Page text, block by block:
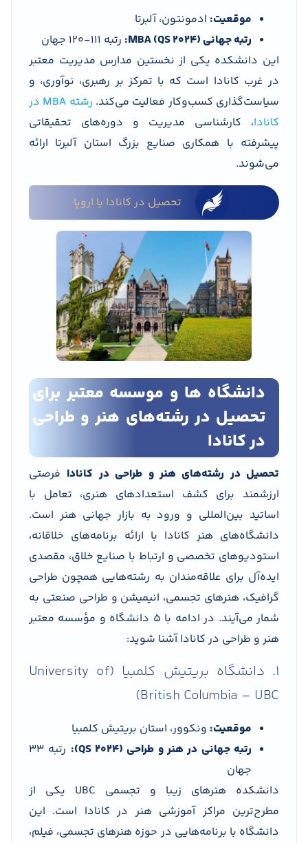
موقعیت: ادمونتون، آلبرتا
رتبه جهانی MBA (QS 2024):
رتبه 111-120 جهان
این دانشکده یکی از نخستین مدارس مدیریت معتبر
در غرب کانادا است که با تمرکز بر رهبری، نوآوری، و
سیاست‌گذاری کسب‌وکار فعالیت می‌کند.
رشته MBA در
کانادا، کارشناسی مدیریت و دوره‌های تحقیقاتی
پیشرفته با همکاری صنایع بزرگ استان آلبرتا ارائه
می‌شوند.
تحصیل در کانادا یا اروپا
دانشگاه ها و موسسه معتبر برای
تحصیل در رشته‌های هنر و طراحی
در کانادا
تحصیل در رشته‌های هنر و طراحی در کانادا فرصتی
ارزشمند برای کشف استعدادهای هنری، تعامل با
اساتید بین‌المللی و ورود به بازار جهانی هنر است.
دانشگاه‌های هنر کانادا با ارائه برنامه‌های خلاقانه،
استودیوهای تخصصی و ارتباط با صنایع خلاق، مقصدی
ایده‌آل برای علاقه‌مندان به رشته‌هایی همچون طراحی
گرافیک، هنرهای تجسمی، انیمیشن و طراحی صنعتی به
شمار می‌آیند. در ادامه با ۵ دانشگاه و مؤسسه‌ معتبر
هنر و طراحی در کانادا آشنا شوید:
1. دانشگاه بریتیش کلمبیا (University of
British Columbia – UBC)
موقعیت: ونکوور، استان بریتیش کلمبیا
رتبه جهانی در هنر و طراحی (QS 2024):
رتبه 33
جهان
دانشکده هنرهای زیبا و تجسمی UBC یکی از
مطرح‌ترین مراکز آموزشی هنر در کانادا است. این
دانشگاه با برنامه‌هایی در حوزه هنرهای تجسمی، فیلم،